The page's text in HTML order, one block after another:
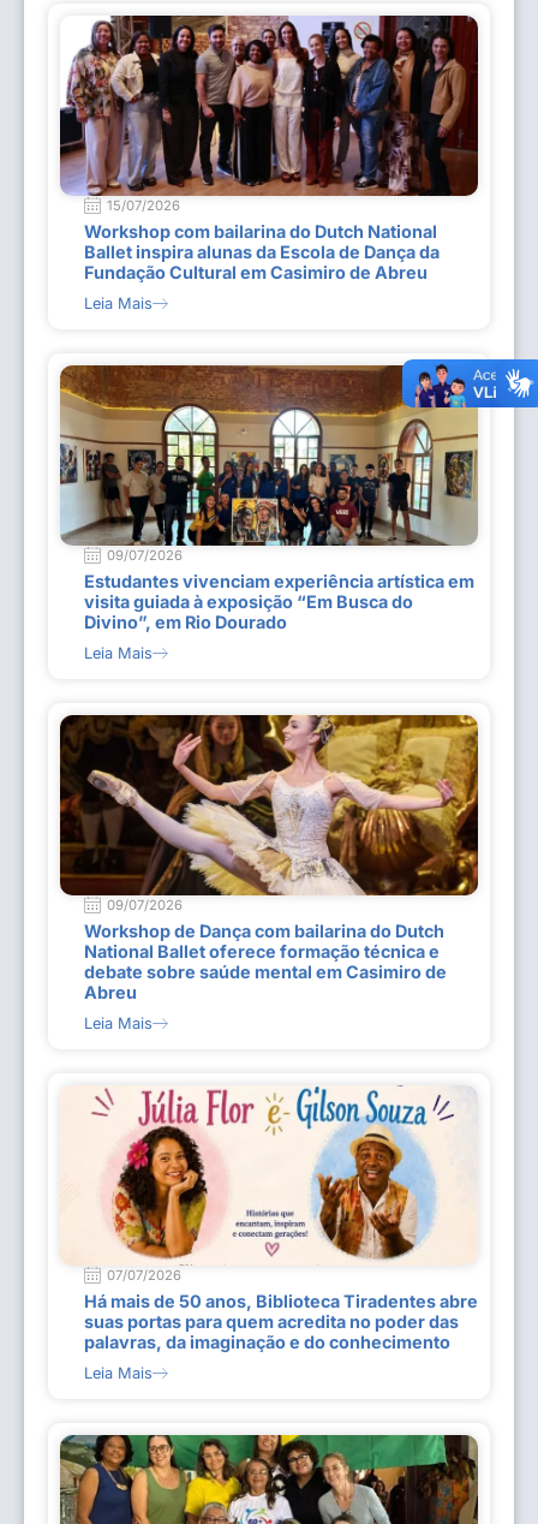
15/07/2026
Workshop com bailarina do Dutch National
Ballet inspira alunas da Escola de Dança da
Fundação Cultural em Casimiro de Abreu
Leia Mais
09/07/2026
Estudantes vivenciam experiência artística em
visita guiada à exposição “Em Busca do
Divino”, em Rio Dourado
Leia Mais
09/07/2026
Workshop de Dança com bailarina do Dutch
National Ballet oferece formação técnica e
debate sobre saúde mental em Casimiro de
Abreu
Leia Mais
07/07/2026
Há mais de 50 anos, Biblioteca Tiradentes abre
suas portas para quem acredita no poder das
palavras, da imaginação e do conhecimento
Leia Mais